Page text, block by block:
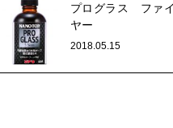
プログラス ファ
ヤー
2018.05.15